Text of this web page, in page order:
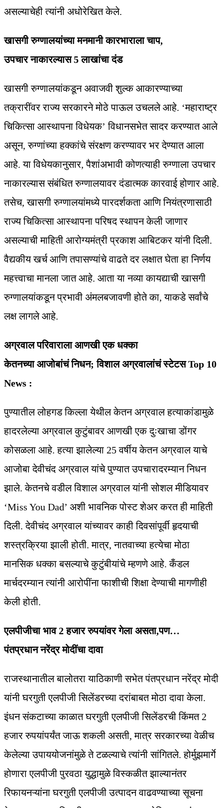
असल्याचेही त्यांनी अधोरेखित केले.
खासगी रुग्णालयांच्या मनमानी कारभाराला चाप,
उपचार नाकारल्यास 5 लाखांचा दंड
खासगी रुग्णालयांकडून अवाजवी शुल्क आकारण्याच्या
तक्रारींवर राज्य सरकारने मोठे पाऊल उचलले आहे. ‘महाराष्ट्र
चिकित्सा आस्थापना विधेयक’ विधानसभेत सादर करण्यात आले
असून, रुग्णांच्या हक्कांचे संरक्षण करण्यावर भर देण्यात आला
आहे. या विधेयकानुसार, पैशांअभावी कोणत्याही रुग्णाला उपचार
नाकारल्यास संबंधित रुग्णालयावर दंडात्मक कारवाई होणार आहे.
तसेच, खासगी रुग्णालयांमध्ये पारदर्शकता आणि नियंत्रणासाठी
राज्य चिकित्सा आस्थापना परिषद स्थापन केली जाणार
असल्याची माहिती आरोग्यमंत्री प्रकाश आबिटकर यांनी दिली.
वैद्यकीय खर्च आणि तपासण्यांचे वाढते दर लक्षात घेता हा निर्णय
महत्त्वाचा मानला जात आहे. आता या नव्या कायद्याची खासगी
रुग्णालयांकडून प्रभावी अंमलबजावणी होते का, याकडे सर्वांचे
लक्ष लागले आहे.
अग्रवाल परिवाराला आणखी एक धक्का
केतनच्या आजोबांचं निधन; विशाल अग्रवालांचं स्टेटस Top 10
News :
पुण्यातील लोहगड किल्ला येथील केतन अग्रवाल हत्याकांडामुळे
हादरलेल्या अग्रवाल कुटुंबावर आणखी एक दुःखाचा डोंगर
कोसळला आहे. हत्या झालेल्या 25 वर्षीय केतन अग्रवाल याचे
आजोबा देवीचंद अग्रवाल यांचे पुण्यात उपचारादरम्यान निधन
झाले. केतनचे वडील विशाल अग्रवाल यांनी सोशल मीडियावर
‘Miss You Dad’ अशी भावनिक पोस्ट शेअर करत ही माहिती
दिली. देवीचंद अग्रवाल यांच्यावर काही दिवसांपूर्वी हृदयाची
शस्त्रक्रिया झाली होती. मात्र, नातवाच्या हत्येचा मोठा
मानसिक धक्का बसल्याचे कुटुंबीयांचे म्हणणे आहे. कँडल
मार्चदरम्यान त्यांनी आरोपींना फाशीची शिक्षा देण्याची मागणीही
केली होती.
एलपीजीचा भाव 2 हजार रुपयांवर गेला असता,पण…
पंतप्रधान नरेंद्र मोदींचा दावा
राजस्थानातील बालोतरा याठिकाणी सभेत पंतप्रधान नरेंद्र मोदी
यांनी घरगुती एलपीजी सिलेंडरच्या दरांबाबत मोठा दावा केला.
इंधन संकटाच्या काळात घरगुती एलपीजी सिलेंडरची किंमत 2
हजार रुपयांपर्यंत जाऊ शकली असती, मात्र सरकारच्या वेळीच
केलेल्या उपाययोजनांमुळे ते टळल्याचे त्यांनी सांगितले. होर्मुझमार्गे
होणारा एलपीजी पुरवठा युद्धामुळे विस्कळीत झाल्यानंतर
रिफायनऱ्यांना घरगुती एलपीजी उत्पादन वाढवण्याच्या सूचना